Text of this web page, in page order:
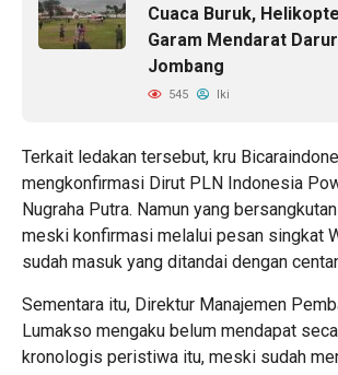
Cuaca Buruk,
Garam Mendarat
Jombang
545 Iki
Terkait ledakan tersebut, kru
mengkonfirmasi Dirut PLN Indonesia
Nugraha Putra. Namun yang
meski konfirmasi melalui pesan singkat
sudah masuk yang ditandai dengan
Sementara itu, Direktur Manajemen
Lumakso mengaku belum mendapat
kronologis peristiwa itu, meski sudah